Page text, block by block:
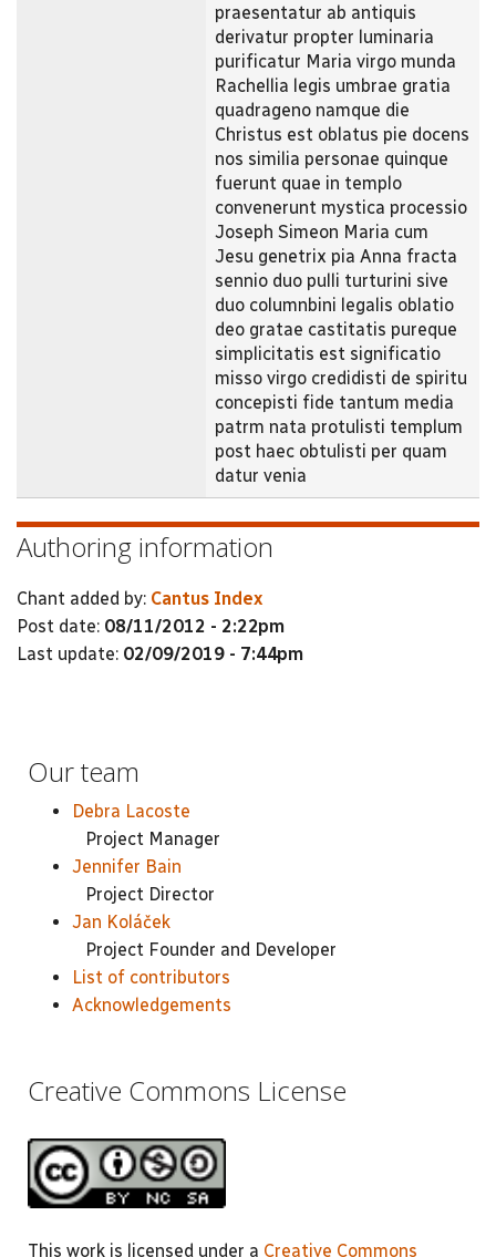
praesentatur ab antiquis
derivatur propter luminaria
purificatur Maria virgo munda
Rachellia legis umbrae gratia
quadrageno namque die
Christus est oblatus pie docens
nos similia personae quinque
fuerunt quae in templo
convenerunt mystica processio
Joseph Simeon Maria cum
Jesu genetrix pia Anna fracta
sennio duo pulli turturini sive
duo columnbini legalis oblatio
deo gratae castitatis pureque
simplicitatis est significatio
misso virgo credidisti de spiritu
concepisti fide tantum media
patrm nata protulisti templum
post haec obtulisti per quam
datur venia
Authoring information
Chant added by: Cantus Index
Post date: 08/11/2012 - 2:22pm
Last update: 02/09/2019 - 7:44pm
Our team
Debra Lacoste
Project Manager
Jennifer Bain
Project Director
Jan Koláček
Project Founder and Developer
List of contributors
Acknowledgements
Creative Commons License
This work is licensed under a Creative Commons